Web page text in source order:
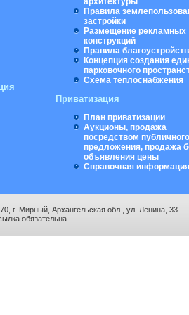
Правила
застройки
Размещение рекламных
конструкций
Правила
Концепция создания
парковочного
Схема теплоснабжения
Приватизация
План приватизации
Аукционы, продажа
посредством публичного
предложения, продажа
объявления цены
Справочная информация
г. Мирный, Архангельская обл., ул. Ленина, 33.
обязательна.